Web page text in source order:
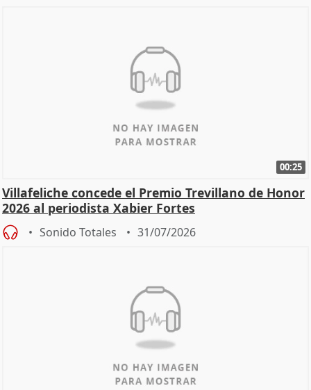
00:25
Villafeliche concede el Premio Trevillano de Honor
2026 al periodista Xabier Fortes
Sonido Totales 31/07/2026